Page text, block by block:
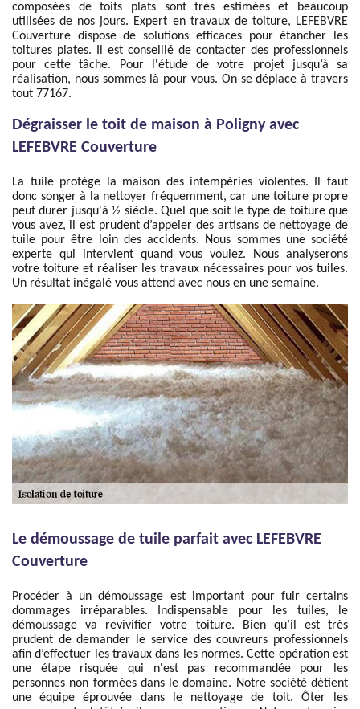
composées de toits plats sont très estimées et beaucoup
utilisées de nos jours. Expert en travaux de toiture, LEFEBVRE
Couverture dispose de solutions efficaces pour étancher les
toitures plates. Il est conseillé de contacter des professionnels
pour cette tâche. Pour l'étude de votre projet jusqu’à sa
réalisation, nous sommes là pour vous. On se déplace à travers
tout 77167.
Dégraisser le toit de maison à Poligny avec
LEFEBVRE Couverture
La tuile protège la maison des intempéries violentes. Il faut
donc songer à la nettoyer fréquemment, car une toiture propre
peut durer jusqu'à ½ siècle. Quel que soit le type de toiture que
vous avez, il est prudent d’appeler des artisans de nettoyage de
tuile pour être loin des accidents. Nous sommes une société
experte qui intervient quand vous voulez. Nous analyserons
votre toiture et réaliser les travaux nécessaires pour vos tuiles.
Un résultat inégalé vous attend avec nous en une semaine.
Le démoussage de tuile parfait avec LEFEBVRE
Couverture
Procéder à un démoussage est important pour fuir certains
dommages irréparables. Indispensable pour les tuiles, le
démoussage va revivifier votre toiture. Bien qu’il est très
prudent de demander le service des couvreurs professionnels
afin d’effectuer les travaux dans les normes. Cette opération est
une étape risquée qui n'est pas recommandée pour les
personnes non formées dans le domaine. Notre société détient
une équipe éprouvée dans le nettoyage de toit. Ôter les